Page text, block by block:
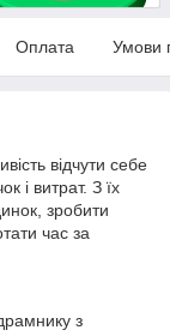
Оплата Умови
відчути себе
і витрат. З їх
зробити
час за
з